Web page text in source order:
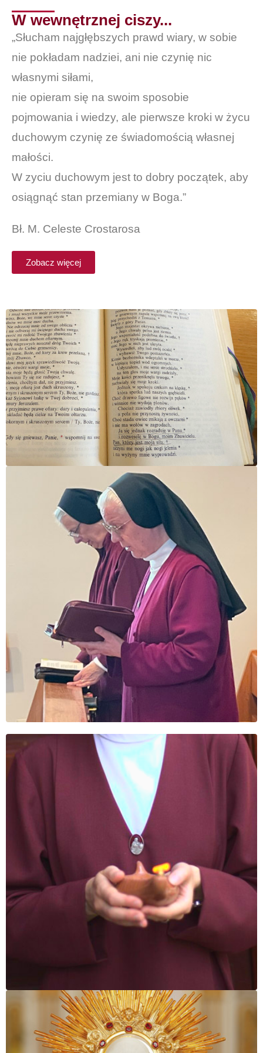
W wewnętrznej ciszy...
„Słucham najgłębszych prawd wiary, w sobie
nie pokładam nadziei, ani nie czynię nic
własnymi siłami,
nie opieram się na swoim sposobie
pojmowania i wiedzy, ale pierwsze kroki w życu
duchowym czynię ze świadomością własnej
małości.
W zyciu duchowym jest to dobry początek, aby
osiągnąć stan przemiany w Boga.”
Bł. M. Celeste Crostarosa
Zobacz więcej